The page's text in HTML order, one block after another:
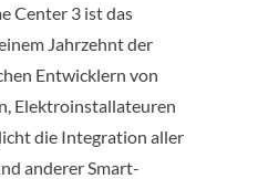
Center 3 ist das
Jahrzehnt der
Entwicklern von
Elektroinstallateuren
die Integration aller
anderer Smart-